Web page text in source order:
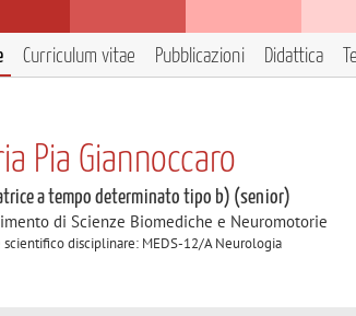
Curriculum vitae Pubblicazioni Didattica
Pia Giannoccaro
a tempo determinato tipo b) (senior)
di Scienze Biomediche e Neuromotorie
scientifico disciplinare: MEDS-12/A Neurologia